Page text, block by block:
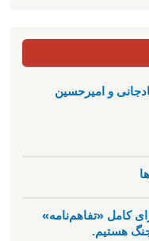
و امیرحسین
«تفاهم‌نامه»
هستیم.